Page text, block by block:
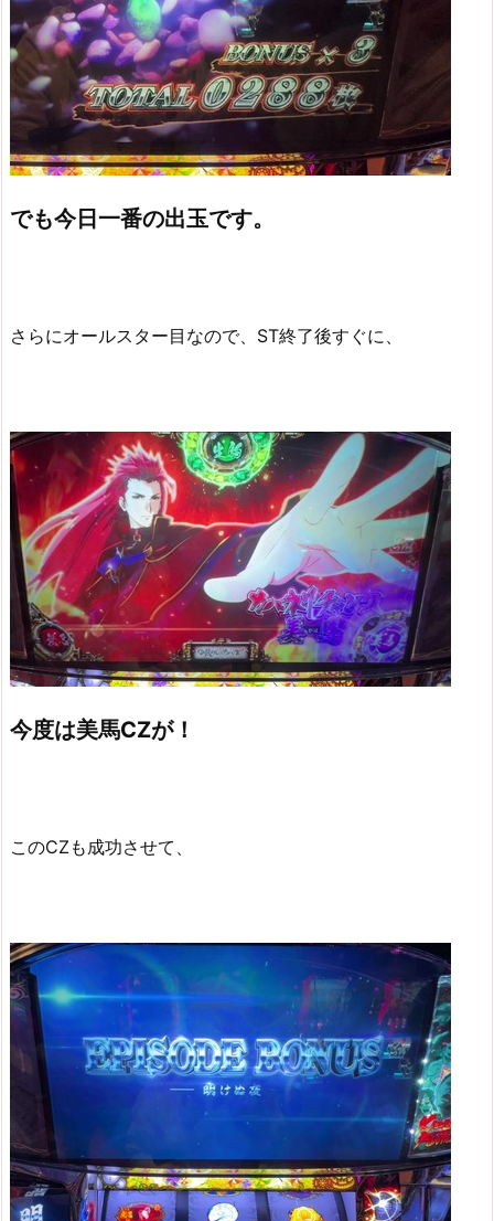
でも今日一番の出玉です。
さらにオールスター目なので、ST終了後すぐに、
今度は美馬CZが！
このCZも成功させて、